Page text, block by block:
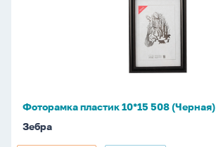
Фоторамка пластик 10*15 508 (Черная)
Зебра